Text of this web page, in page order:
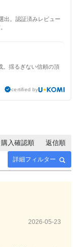
出。認証済みレビュー
。揺るぎない信頼の頂
certified by
詳細フィルター
購入確認順 返信順
2026-05-23